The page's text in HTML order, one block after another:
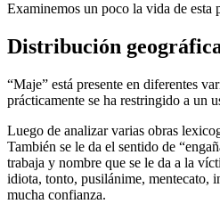
Examinemos un poco la vida de esta
Distribución
“Maje” está presente en diferentes
prácticamente se ha restringido a un
Luego de analizar varias obras
También se le da el sentido de
trabaja y nombre que se le da a la
idiota, tonto, pusilánime, mentecato,
mucha confianza.